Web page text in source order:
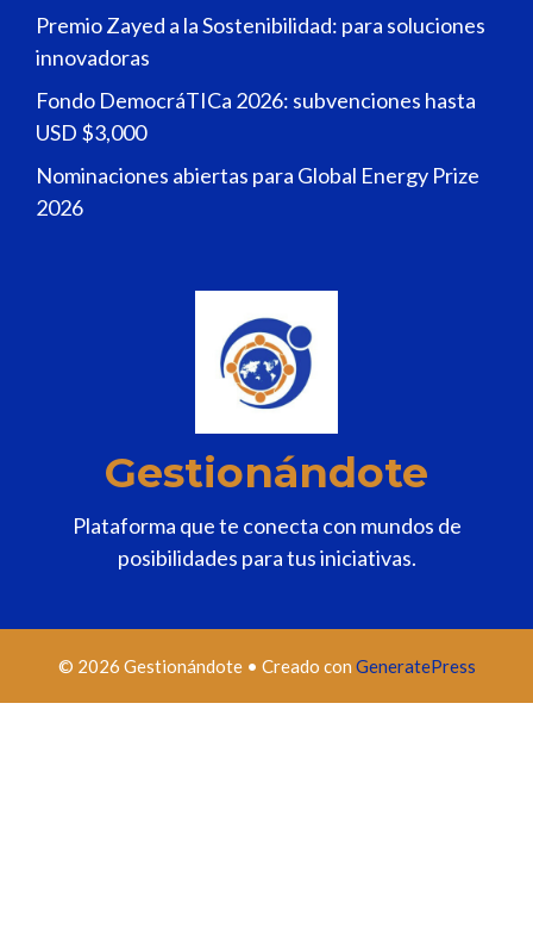
Premio Zayed a la Sostenibilidad: para soluciones
innovadoras
Fondo DemocráTICa 2026: subvenciones hasta
USD $3,000
Nominaciones abiertas para Global Energy Prize
2026
Gestionándote
Plataforma que te conecta con mundos de
posibilidades para tus iniciativas.
© 2026 Gestionándote• Creado con GeneratePress